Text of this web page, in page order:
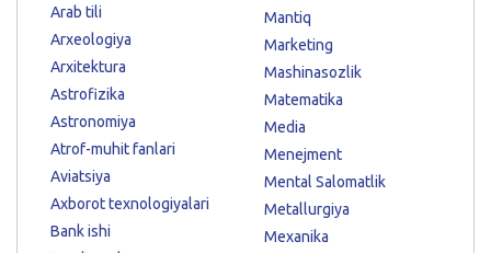
Arab tili
Arxeologiya
Arxitektura
Astrofizika
Astronomiya
Atrof-muhit fanlari
Aviatsiya
Axborot texnologiyalari
Bank ishi
Mantiq
Marketing
Mashinasozlik
Matematika
Media
Menejment
Mental Salomatlik
Metallurgiya
Mexanika